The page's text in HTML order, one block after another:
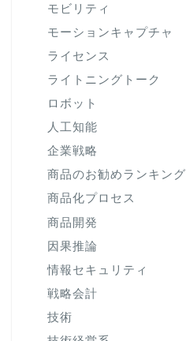
モビリティ
モーションキャプチャ
ライセンス
ライトニングトーク
ロボット
人工知能
企業戦略
商品のお勧めランキング
商品化プロセス
商品開発
因果推論
情報セキュリティ
戦略会計
技術